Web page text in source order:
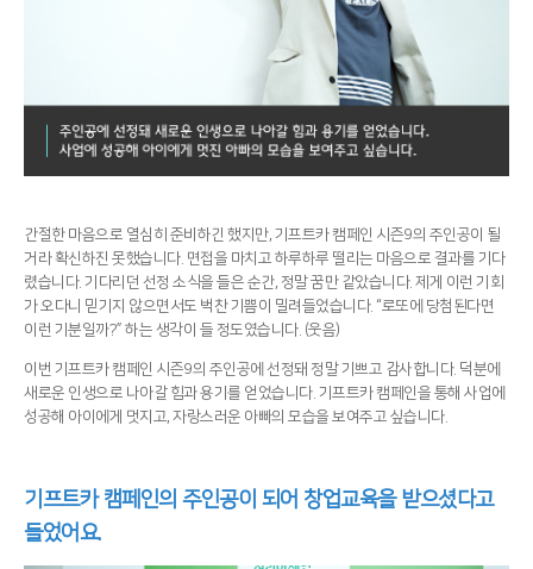
간절한 마음으로 열심히 준비하긴 했지만, 기프트카 캠페인 시즌9의 주인공이 될
거라 확신하진 못했습니다. 면접을 마치고 하루하루 떨리는 마음으로 결과를 기다
렸습니다. 기다리던 선정 소식을 들은 순간, 정말 꿈만 같았습니다. 제게 이런 기회
가 오다니 믿기지 않으면서도 벅찬 기쁨이 밀려들었습니다. “로또에 당첨된다면
이런 기분일까?” 하는 생각이 들 정도였습니다. (웃음)
이번 기프트카 캠페인 시즌9의 주인공에 선정돼 정말 기쁘고 감사합니다. 덕분에
새로운 인생으로 나아갈 힘과 용기를 얻었습니다. 기프트카 캠페인을 통해 사업에
성공해 아이에게 멋지고, 자랑스러운 아빠의 모습을 보여주고 싶습니다.
기프트카 캠페인의 주인공이 되어 창업교육을 받으셨다고
들었어요.